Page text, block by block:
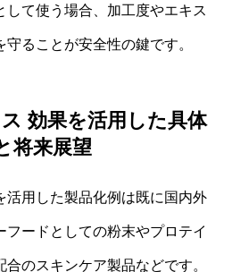
して使う場合、加工度やエキス
ることが安全性の鍵です。
効果を活用した具体
将来展望
活用した製品化例は既に国内外
フードとしての粉末やプロテイ
のスキンケア製品などです。